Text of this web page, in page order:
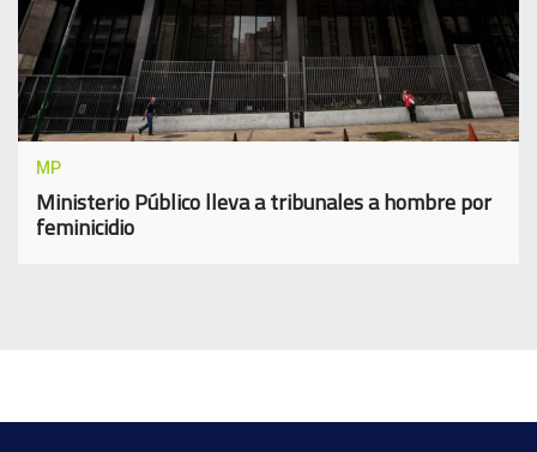
MP
Ministerio Público lleva a tribunales a hombre por
feminicidio